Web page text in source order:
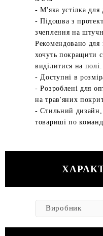
- М'яка устілка для
- Підошва з
зчеплення на
Рекомендовано для
хочуть покращити
виділитися на полі.
- Доступні в
- Розроблені для
на трав'яних
- Стильний дизайн,
товариші по
Виробник